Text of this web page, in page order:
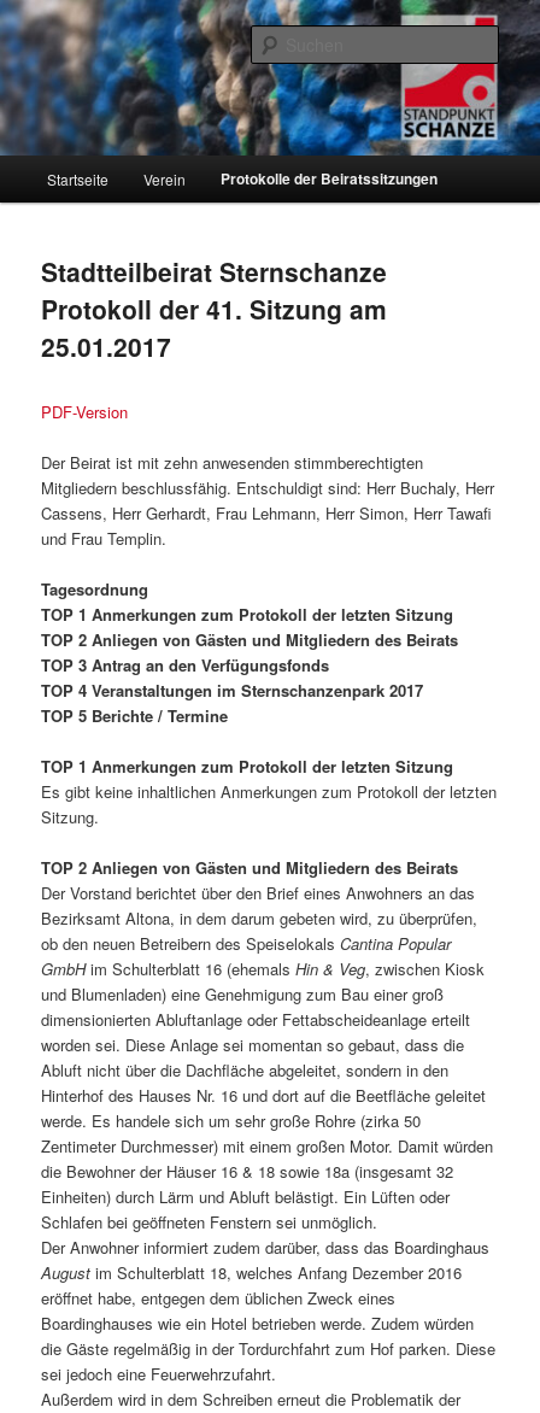
Zum
primären
Inhalt
springenStandpunkt.Schanze e.V.
Informationen über den Standpunkt.Schanze e.V. und den Hamburger
Stadtteil Sternschanze
Startseite Verein Protokolle der Beiratssitzungen
Stadtteilbeirat Sternschanze
Protokoll der 41. Sitzung am
25.01.2017
PDF-Version
Der Beirat ist mit zehn anwesenden stimmberechtigten
Mitgliedern beschlussfähig. Entschuldigt sind: Herr Buchaly, Herr
Cassens, Herr Gerhardt, Frau Lehmann, Herr Simon, Herr Tawafi
und Frau Templin.
Tagesordnung
TOP 1 Anmerkungen zum Protokoll der letzten Sitzung
TOP 2 Anliegen von Gästen und Mitgliedern des Beirats
TOP 3 Antrag an den Verfügungsfonds
TOP 4 Veranstaltungen im Sternschanzenpark 2017
TOP 5 Berichte / Termine
TOP 1 Anmerkungen zum Protokoll der letzten Sitzung
Es gibt keine inhaltlichen Anmerkungen zum Protokoll der letzten
Sitzung.
TOP 2 Anliegen von Gästen und Mitgliedern des Beirats
Der Vorstand berichtet über den Brief eines Anwohners an das
Bezirksamt Altona, in dem darum gebeten wird, zu überprüfen,
ob den neuen Betreibern des SpeiselokalsCantina Popular
GmbHim Schulterblatt 16 (ehemalsHin & Veg, zwischen Kiosk
und Blumenladen) eine Genehmigung zum Bau einer groß
dimensionierten Abluftanlage oder Fettabscheideanlage erteilt
worden sei. Diese Anlage sei momentan so gebaut, dass die
Abluft nicht über die Dachfläche abgeleitet, sondern in den
Hinterhof des Hauses Nr. 16 und dort auf die Beetfläche geleitet
werde. Es handele sich um sehr große Rohre (zirka 50
Zentimeter Durchmesser) mit einem großen Motor. Damit würden
die Bewohner der Häuser 16 & 18 sowie 18a (insgesamt 32
Einheiten) durch Lärm und Abluft belästigt. Ein Lüften oder
Schlafen bei geöffneten Fenstern sei unmöglich.
Der Anwohner informiert zudem darüber, dass das Boardinghaus
August im Schulterblatt 18, welches Anfang Dezember 2016
eröffnet habe, entgegen dem üblichen Zweck eines
Boardinghauses wie ein Hotel betrieben werde. Zudem würden
die Gäste regelmäßig in der Tordurchfahrt zum Hof parken. Diese
sei jedoch eine Feuerwehrzufahrt.
Außerdem wird in dem Schreiben erneut die Problematik der